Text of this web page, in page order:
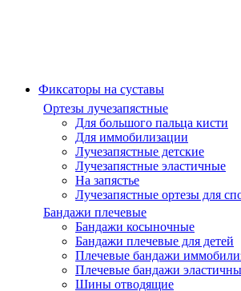
Фиксаторы на суставы
Ортезы лучезапястные
Для большого пальца кисти
Для иммобилизации
Лучезапястные детские
Лучезапястные эластичные
На запястье
Лучезапястные ортезы для
Бандажи плечевые
Бандажи косыночные
Бандажи плечевые для детей
Плечевые бандажи
Плечевые бандажи
Шины отводящие